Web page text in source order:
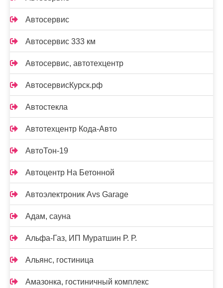
Автосервис
Автосервис 333 км
Автосервис, автотехцентр
АвтосервисКурск.рф
Автостекла
Автотехцентр Кода-Авто
АвтоТон-19
Автоцентр На Бетонной
Автоэлектроник Avs Garage
Адам, сауна
Альфа-Газ, ИП Муратшин Р. Р.
Альянс, гостиница
Амазонка, гостиничный комплекс